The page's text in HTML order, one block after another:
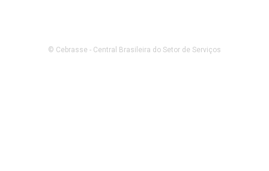
© Cebrasse - Central Brasileira do Setor de Serviços